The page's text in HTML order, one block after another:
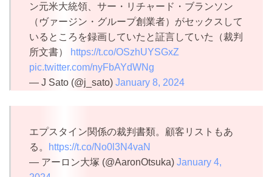
ン元米大統領、サー・リチャード・ブランソン
（ヴァージン・グループ創業者）がセックスして
いるところを録画していたと証言していた（裁判
所文書）
https://t.co/OSzhUYSGxZ
pic.twitter.com/nyFbAYdWNg
— J Sato (@j_sato) January 8, 2024
エプスタイン関係の裁判書類。顧客リストもあ
る。
https://t.co/No0l3N4vaN
— アーロン大塚 (@AaronOtsuka) January 4,